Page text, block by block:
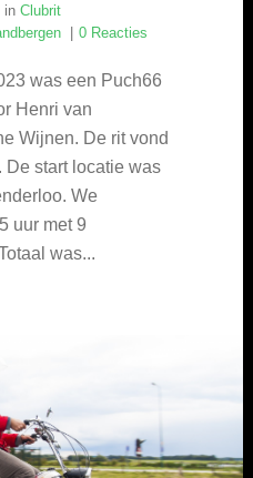
in Clubrit
0 Reacties
was een Puch66
Henri van
Wijnen. De rit vond
De start locatie was
We
uur met 9
was...